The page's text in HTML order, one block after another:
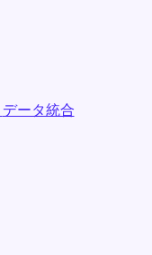
データ統合